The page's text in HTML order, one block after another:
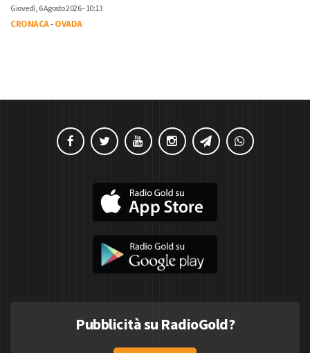
Giovedì, 6 Agosto 2026 - 10:13
CRONACA-OVADA
Pubblicità su RadioGold?